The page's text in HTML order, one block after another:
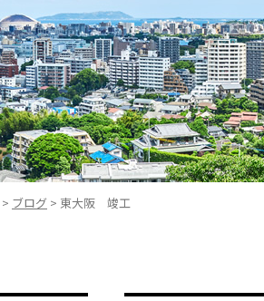
> ブログ > 東大阪 竣工